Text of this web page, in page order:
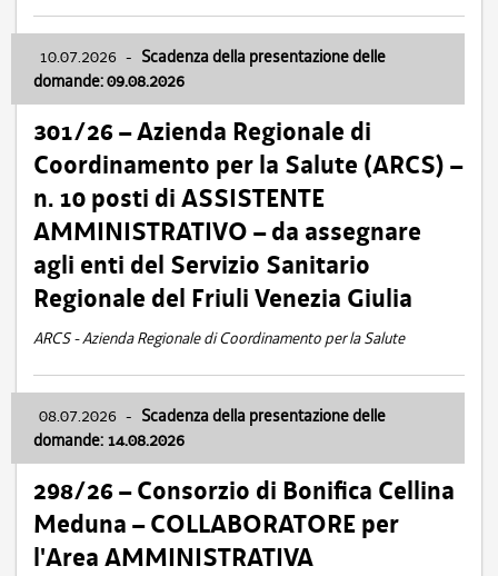
10.07.2026 - Scadenza della presentazione delle
domande: 09.08.2026
301/26 – Azienda Regionale di
Coordinamento per la Salute (ARCS) –
n. 10 posti di ASSISTENTE
AMMINISTRATIVO – da assegnare
agli enti del Servizio Sanitario
Regionale del Friuli Venezia Giulia
ARCS - Azienda Regionale di Coordinamento per la Salute
08.07.2026 - Scadenza della presentazione delle
domande: 14.08.2026
298/26 – Consorzio di Bonifica Cellina
Meduna – COLLABORATORE per
l'Area AMMINISTRATIVA